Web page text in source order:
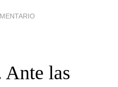
Ante las